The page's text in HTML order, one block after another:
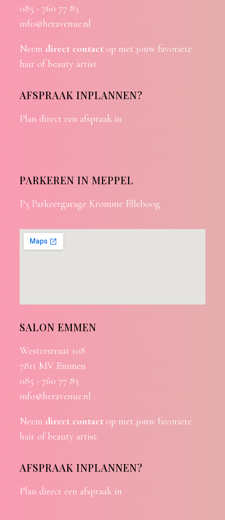
085 - 760 77 83
info@heravenue.nl
Neem direct contactop met jouw favoriete
hair of beauty artist.
AFSPRAAK INPLANNEN?
Plan direct een afspraak in
PARKEREN IN MEPPEL
P3 Parkeergarage Kromme Elleboog
SALON EMMEN
Westerstraat 108
7811 MV Emmen
085 - 760 77 83
info@heravenue.nl
Neem direct contactop met jouw favoriete
hair of beauty artist.
AFSPRAAK INPLANNEN?
Plan direct een afspraak in